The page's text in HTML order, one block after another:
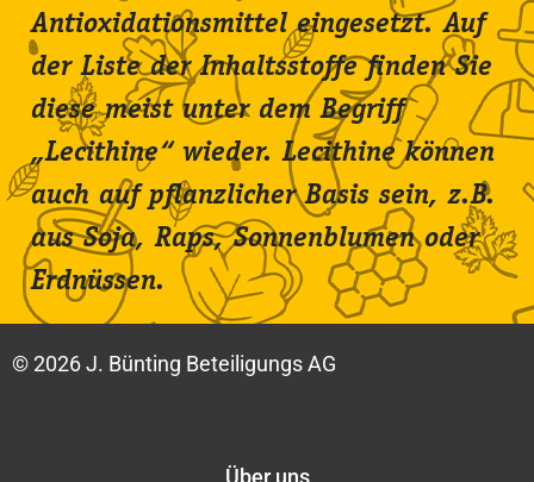
Antioxidationsmittel eingesetzt. Auf
der Liste der Inhaltsstoffe finden Sie
diese meist unter dem Begriff
„Lecithine“ wieder. Lecithine können
auch auf pflanzlicher Basis sein, z.B.
aus Soja, Raps, Sonnenblumen oder
Erdnüssen.
© 2026J. Bünting Beteiligungs AG
Über uns